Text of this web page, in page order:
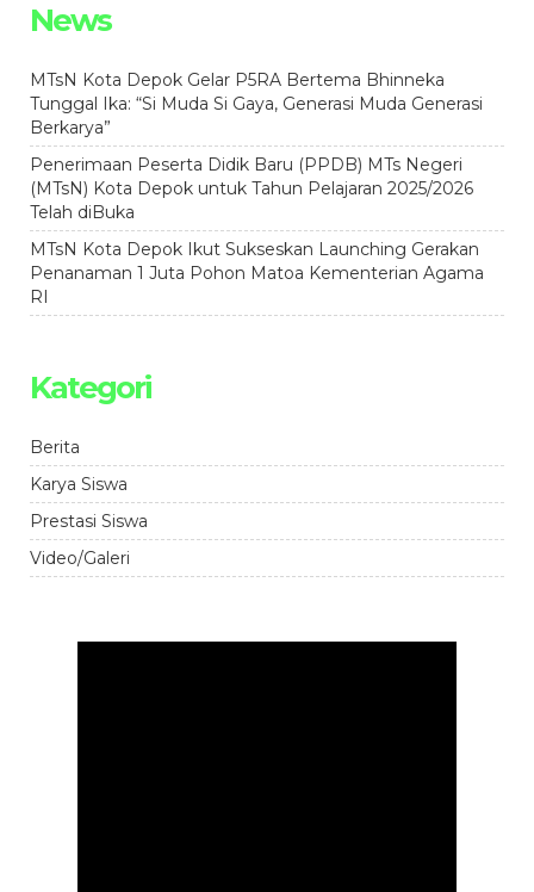
News
MTsN Kota Depok Gelar P5RA Bertema Bhinneka
Tunggal Ika: “Si Muda Si Gaya, Generasi Muda Generasi
Berkarya”
Penerimaan Peserta Didik Baru (PPDB) MTs Negeri
(MTsN) Kota Depok untuk Tahun Pelajaran 2025/2026
Telah diBuka
MTsN Kota Depok Ikut Sukseskan Launching Gerakan
Penanaman 1 Juta Pohon Matoa Kementerian Agama
RI
Kategori
Berita
Karya Siswa
Prestasi Siswa
Video/Galeri